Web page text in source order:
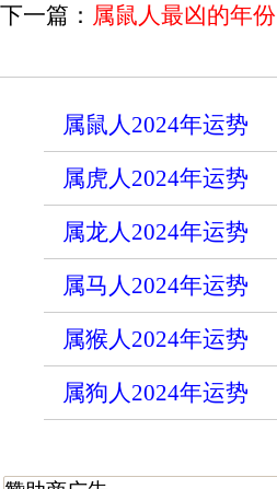
下一篇： 属鼠人最凶的年份
属鼠人2024年运势
属虎人2024年运势
属龙人2024年运势
属马人2024年运势
属猴人2024年运势
属狗人2024年运势